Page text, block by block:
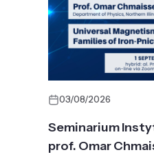
03/08/2026
Seminarium
prof. Omar